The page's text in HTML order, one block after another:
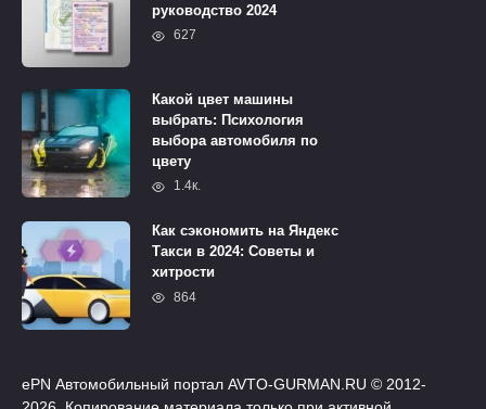
руководство 2024
627
Какой цвет машины
выбрать: Психология
выбора автомобиля по
цвету
1.4к.
Как сэкономить на Яндекс
Такси в 2024: Советы и
хитрости
864
ePN Автомобильный портал AVTO-GURMAN.RU © 2012-